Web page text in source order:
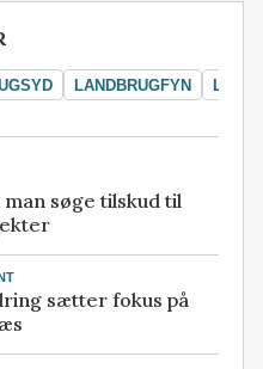
LANDBRUGFYN
søge tilskud til
sætter fokus på